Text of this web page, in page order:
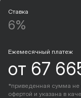
Ставка
6%
Ежемесячный платеж
от 67
*приведенная сумма не
офертой и указана в